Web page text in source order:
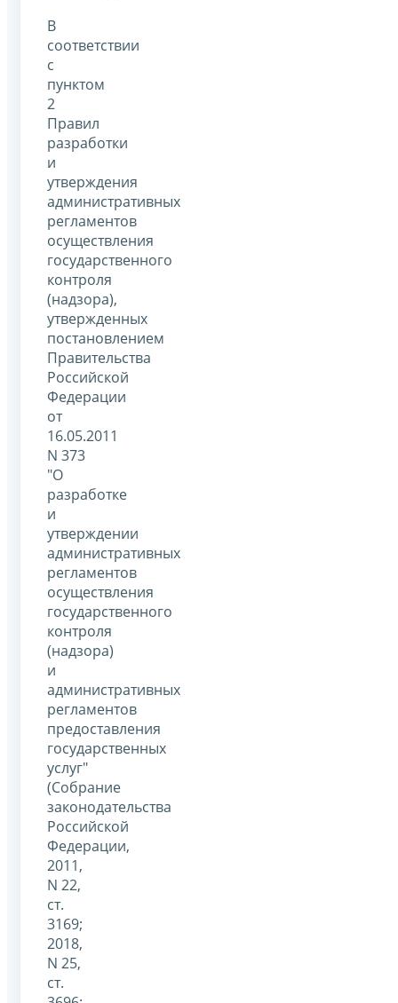
В
соответствии
с
пунктом
2
Правил
разработки
и
утверждения
административных
регламентов
осуществления
государственного
контроля
(надзора),
утвержденных
постановлением
Правительства
Российской
Федерации
от
16.05.2011
N 373
"О
разработке
и
утверждении
административных
регламентов
осуществления
государственного
контроля
(надзора)
и
административных
регламентов
предоставления
государственных
услуг"
(Собрание
законодательства
Российской
Федерации,
2011,
N 22,
ст.
3169;
2018,
N 25,
ст.